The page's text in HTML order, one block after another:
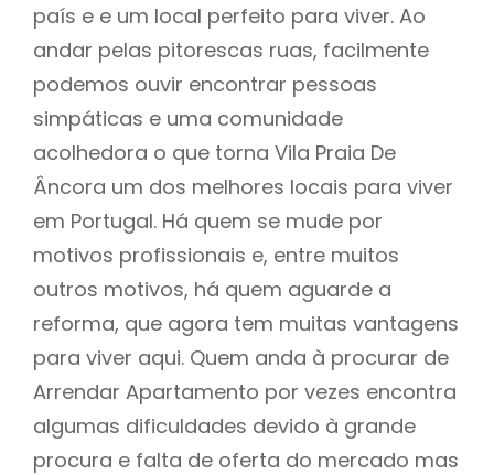
país e e um local perfeito para viver. Ao
andar pelas pitorescas ruas, facilmente
podemos ouvir encontrar pessoas
simpáticas e uma comunidade
acolhedora o que torna Vila Praia De
Âncora um dos melhores locais para viver
em Portugal. Há quem se mude por
motivos profissionais e, entre muitos
outros motivos, há quem aguarde a
reforma, que agora tem muitas vantagens
para viver aqui. Quem anda à procurar de
Arrendar Apartamento por vezes encontra
algumas dificuldades devido à grande
procura e falta de oferta do mercado mas